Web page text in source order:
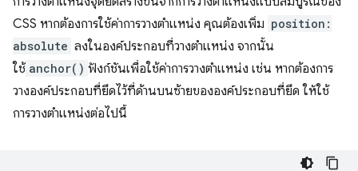
CSS หากต้องการใช้ค่าการวางตำแหน่ง คุณต้องเพิ่ม position:
absolute ลงในองค์ประกอบที่วางตำแหน่ง จากนั้น
ใช้ anchor() ฟังก์ชันเพื่อใช้ค่าการวางตำแหน่ง เช่น หากต้องการ
วางองค์ประกอบที่ยึดไว้ที่ด้านบนซ้ายขององค์ประกอบที่ยึด ให้ใช้
การวางตำแหน่งต่อไปนี้